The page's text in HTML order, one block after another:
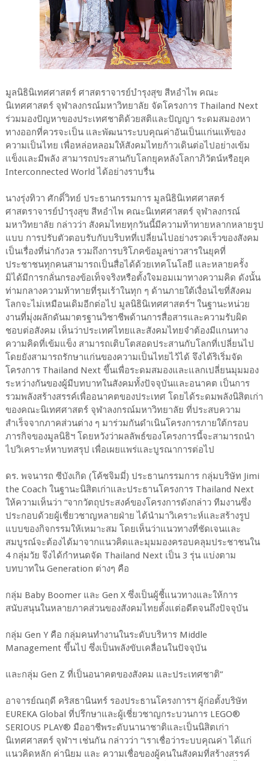
มูลนิธินิเทศศาสตร์ ศาสตราจารย์บำรุงสุข สีหอำไพ คณะ
นิเทศศาสตร์ จุฬาลงกรณ์มหาวิทยาลัย จัดโครงการ Thailand Next
ร่วมมองปัญหาของประเทศชาติด้วยสติและปัญญา ระดมสมองหา
ทางออกที่ควรจะเป็น และพัฒนาระบบคุณค่าอันเป็นแก่นแท้ของ
ความเป็นไทย เพื่อหล่อหลอมให้สังคมไทยก้าวเดินต่อไปอย่างเข้ม
แข็งและมีพลัง สามารถประสานกับโลกยุคหลังโลกาภิวัตน์หรือยุค
Interconnected World ได้อย่างราบรื่น
​นางรุ่งทิวา ศักดิ์วิทย์ ประธานกรรมการ มูลนิธินิเทศศาสตร์
ศาสตราจารย์บำรุงสุข สีหอำไพ คณะนิเทศศาสตร์ จุฬาลงกรณ์
มหาวิทยาลัย กล่าวว่า สังคมไทยทุกวันนี้มีความท้าทายหลากหลายรูป
แบบ การปรับตัวตอบรับกับบริบทที่เปลี่ยนไปอย่างรวดเร็วของสังคม
เป็นเรื่องที่น่ากังวล รวมถึงการบริโภคข้อมูลข่าวสารในยุคที่
ประชาชนทุกคนสามารถเป็นสื่อได้ด้วยเทคโนโลยี และหลายครั้ง
มิได้มีการกลั่นกรองข้อเท็จจริงหรือตั้งใจมอมเมาทางความคิด ดังนั้น
ท่ามกลางความท้าทายที่รุมเร้าในทุก ๆ ด้านภายใต้เงื่อนไขที่สังคม
โลกจะไม่เหมือนเดิมอีกต่อไป มูลนิธินิเทศศาสตร์ฯ ในฐานะหน่วย
งานที่มุ่งผลักดันมาตรฐานวิชาชีพด้านการสื่อสารและความรับผิด
ชอบต่อสังคม เห็นว่าประเทศไทยและสังคมไทยจำต้องมีแกนทาง
ความคิดที่เข้มแข็ง สามารถเติบโตสอดประสานกับโลกที่เปลี่ยนไป
โดยยังสามารถรักษาแก่นของความเป็นไทยไว้ได้ จึงได้ริเริ่มจัด
โครงการ Thailand Next ขึ้นเพื่อระดมสมองและแลกเปลี่ยนมุมมอง
ระหว่างกันของผู้มีบทบาทในสังคมทั้งปัจจุบันและอนาคต เป็นการ
รวมพลังสร้างสรรค์เพื่ออนาคตของประเทศ โดยได้ระดมพลังนิสิตเก่า
ของคณะนิเทศศาสตร์ จุฬาลงกรณ์มหาวิทยาลัย ที่ประสบความ
สำเร็จจากภาคส่วนต่าง ๆ มาร่วมกันดำเนินโครงการภายใต้กรอบ
ภารกิจของมูลนิธิฯ โดยหวังว่าผลลัพธ์ของโครงการนี้จะสามารถนำ
ไปวิเคราะห์หาบทสรุป เพื่อเผยแพร่และบูรณาการต่อไป
ดร. พจนารถ ซีบังเกิด (โค้ชจิมมี่) ประธานกรรมการ กลุ่มบริษัท Jimi
the Coach ในฐานะนิสิตเก่าและประธานโครงการ Thailand Next
ให้ความเห็นว่า “จากวัตถุประสงค์ของโครงการดังกล่าว ทีมงานซึ่ง
ประกอบด้วยผู้เชี่ยวชาญหลายฝ่าย ได้นำมาวิเคราะห์และสร้างรูป
แบบของกิจกรรมให้เหมาะสม โดยเห็นว่าแนวทางที่ชัดเจนและ
สมบูรณ์จะต้องได้มาจากแนวคิดและมุมมองครอบคลุมประชาชนใน
4 กลุ่มวัย จึงได้กำหนดจัด Thailand Next เป็น 3 รุ่น แบ่งตาม
บทบาทใน Generation ต่างๆ คือ
กลุ่ม Baby Boomer และ Gen X ซึ่งเป็นผู้ชี้แนวทางและให้การ
สนับสนุนในหลายภาคส่วนของสังคมไทยตั้งแต่อดีตจนถึงปัจจุบัน
กลุ่ม Gen Y คือ กลุ่มคนทำงานในระดับบริหาร Middle
Management ขึ้นไป ซึ่งเป็นพลังขับเคลื่อนในปัจจุบัน
และกลุ่ม Gen Z ที่เป็นอนาคตของสังคม และประเทศชาติ”
อาจารย์ณฤดี คริสธานินทร์ รองประธานโครงการฯ ผู้ก่อตั้งบริษัท
EUREKA Global ที่ปรึกษาและผู้เชี่ยวชาญกระบวนการ LEGO®
SERIOUS PLAY® มืออาชีพระดับนานาชาติและเป็นนิสิตเก่า
นิเทศศาสตร์ จุฬาฯ เช่นกัน กล่าวว่า “เราเชื่อว่าระบบคุณค่า ได้แก่
แนวคิดหลัก ค่านิยม และ ความเชื่อของผู้คนในสังคมที่สร้างสรรค์